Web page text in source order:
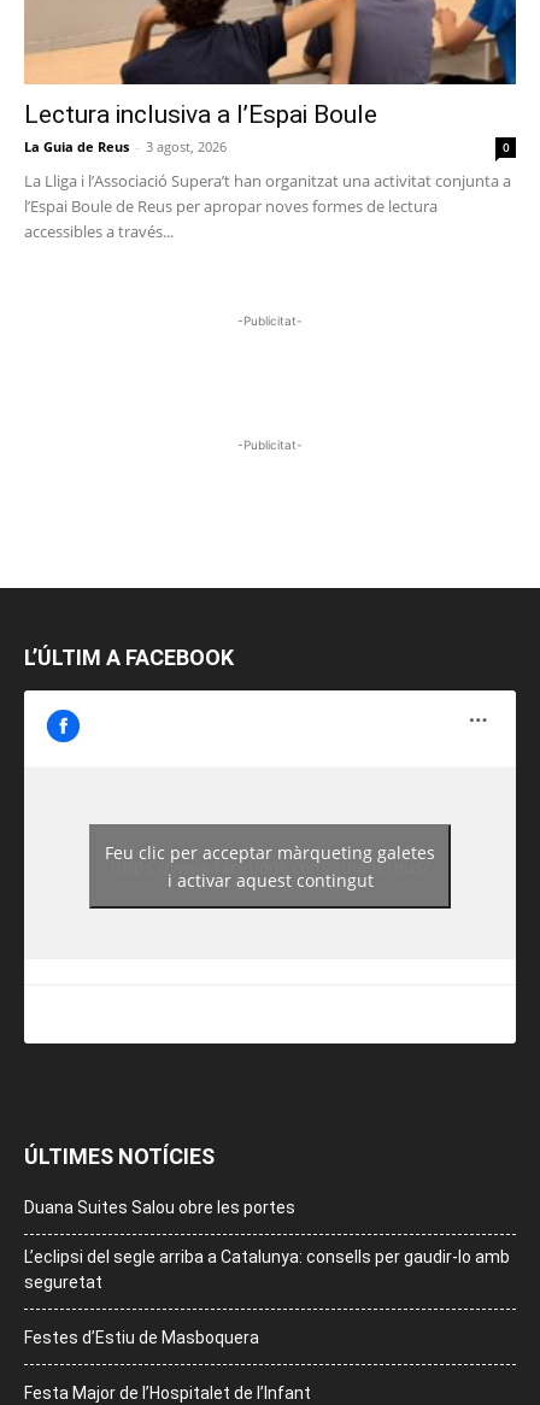
Lectura inclusiva a l’Espai Boule
La Guia de Reus - 3 agost, 2026 0
La Lliga i l’Associació Supera’t han organitzat una activitat conjunta a
l’Espai Boule de Reus per apropar noves formes de lectura
accessibles a través...
-Publicitat-
-Publicitat-
L’ÚLTIM A FACEBOOK
https://www.facebook.com/guiadereus/
Feu clic per acceptar màrqueting galetes
i activar aquest contingut
ÚLTIMES NOTÍCIES
Duana Suites Salou obre les portes
L’eclipsi del segle arriba a Catalunya: consells per gaudir-lo amb
seguretat
Festes d’Estiu de Masboquera
Festa Major de l’Hospitalet de l’Infant